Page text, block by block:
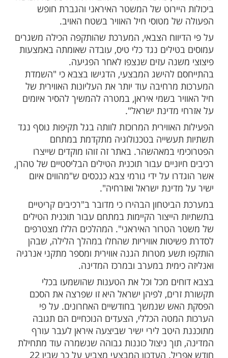
עוד תוכן חדש ומפתיע! התחברו לכל
שלנו בתהיליםבלחיצה כאן >>>​
(שני) תיעוד ויזואלי ראשון מפעילות חיל
איראן, המציג השמדה ממוקדת של מערכת
התקיפה בוצעה כחלק מהרחבת מבצע
כאשר המטרה המוצהרת היא פגיעה אנושה
של המשטר האיראני והגברת חופש
מטוסי חיל האוויר בשטח האויב.
הצבאי, המערכת שהותקפה הכילה משגרים
נגד כלי טיס, עובדה שאומתה באמצעות
עזים שנצפו לאחר הפגיעה.
להישג המבצעי, הדגישו בצבא כי "השמדת
עוד יותר את העליונות האווירית של
בשמי איראן, במטרה להמשיך להסיר איומים
מדינת ישראל".
המרוכזת לוותה בגל תקיפות נוסף נגד
בטכנולוגיה מתקדמת במתחם
במאהשהר. באתר זה זוהו מוקדים שייצרו
עבור תוכנית הטילים הבליסטיים של טהרן,
על ידי גורמי צבא כנכסים ש"מהווים איום
ישראל ואזרחיה".